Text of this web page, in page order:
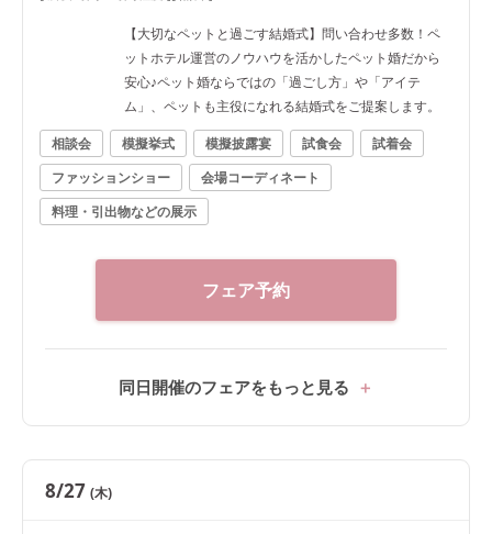
【大切なペットと過ごす結婚式】問い合わせ多数！ペ
ットホテル運営のノウハウを活かしたペット婚だから
安心♪ペット婚ならではの「過ごし方」や「アイテ
ム」、ペットも主役になれる結婚式をご提案します。
相談会
模擬挙式 模擬披露宴 試食会
試着会
ファッションショー
会場コーディネート
料理・引出物などの展示
フェア予約
同日開催のフェアをもっと見る
8/27 (木)